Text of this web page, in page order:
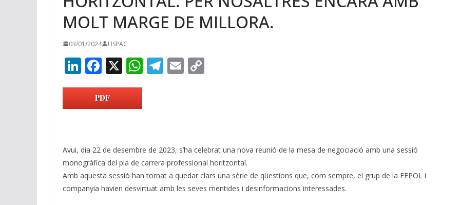
MOLT MARGE DE MILLORA.
03/01/2024 USPAC
Li
n
k
e
n
F
ac
e
b
o
k
X W
p
p
T
m
E
n
k
PDF
Avui, dia 22 de desembre de 2023, s’ha celebrat una nova reunió de la mesa de negociació amb una sessió
monogràfica del pla de carrera professional horitzontal.
Amb aquesta sessió han tornat a quedar clars una sèrie de qüestions que, com sempre, el grup de la FEPOL i
companyia havien desvirtuat amb les seves mentides i desinformacions interessades.